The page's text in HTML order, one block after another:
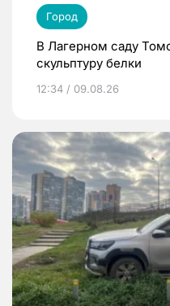
Город
В Лагерном саду
скульптуру белки
12:34 / 09.08.26